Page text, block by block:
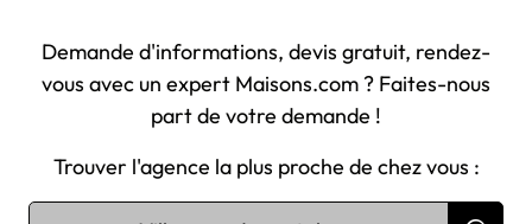
Demande d'informations, devis gratuit, rendez-
vous avec un expert Maisons.com ? Faites-nous
part de votre demande !
Trouver l'agence la plus proche de chez vous :